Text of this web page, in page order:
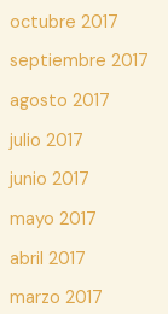
octubre 2017
septiembre 2017
agosto 2017
julio 2017
junio 2017
mayo 2017
abril 2017
marzo 2017